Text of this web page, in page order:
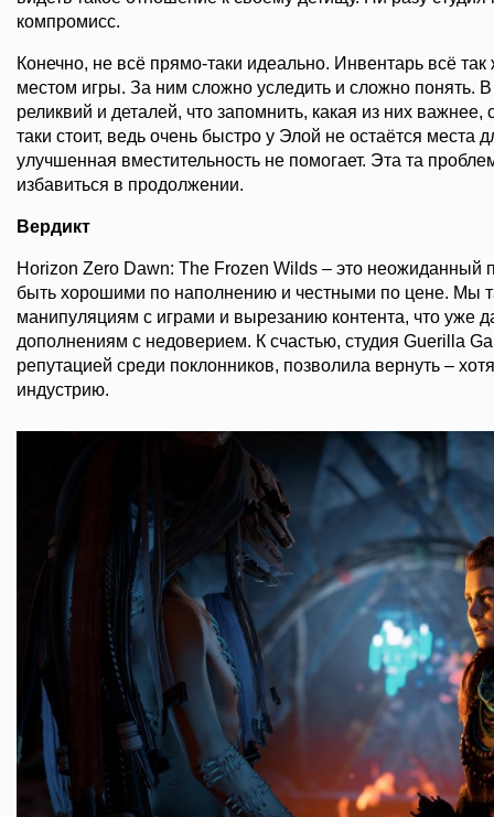
компромисс.
Конечно, не всё прямо-таки идеально. Инвентарь всё
местом игры. За ним сложно уследить и сложно понять. В
реликвий и деталей, что запомнить, какая из них
таки стоит, ведь очень быстро у Элой не остаётся места
улучшенная вместительность не помогает. Эта та
избавиться в продолжении.
Вердикт
Horizon Zero Dawn: The Frozen Wilds – это неожиданный
быть хорошими по наполнению и честными по цене. Мы
манипуляциям с играми и вырезанию контента, что уже
дополнениям с недоверием. К счастью, студия Guerilla
репутацией среди поклонников, позволила вернуть –
индустрию.